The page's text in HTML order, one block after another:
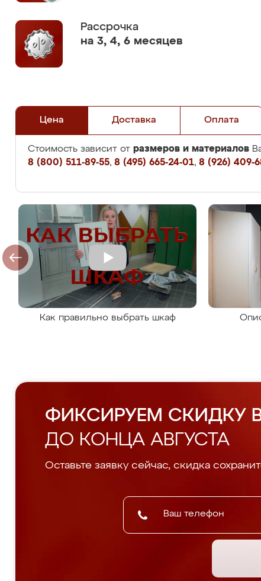
Рассрочка
на 3, 4, 6 месяцев
Цена Доставка Оплата
Стоимость зависит от размеров и материалов
8 (800) 511-89-55, 8 (495) 665-24-01, 8 (926) 409-
Как правильно выбрать шкаф
ФИКСИРУЕМ СКИДКУ
ДО КОНЦА АВГУСТА
Оставьте заявку сейчас, скидка